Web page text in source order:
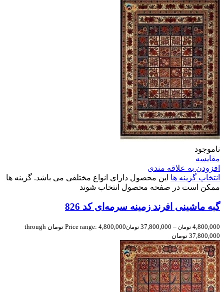
ناموجود
مقایسه
افزودن به علاقه مندی
انتخاب گزینه ها این محصول دارای انواع مختلفی می باشد. گزینه ها
ممکن است در صفحه محصول انتخاب شوند
گبه ماشینی افرند زمینه سرمه‌ای کد 826
4,800,000 تومان –
37,800,000 تومان
Price range: 4,800,000 تومان through
37,800,000 تومان